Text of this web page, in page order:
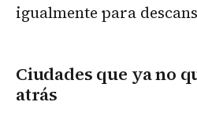
igualmente para
Ciudades que ya no
atrás